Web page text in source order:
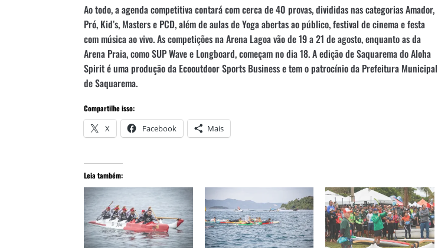
Ao todo, a agenda competitiva contará com cerca de 40 provas, divididas nas categorias Amador,
Pró, Kid’s, Masters e PCD, além de aulas de Yoga abertas ao público, festival de cinema e festa
com música ao vivo. As competições na Arena Lagoa vão de 19 a 21 de agosto, enquanto as da
Arena Praia, como SUP Wave e Longboard, começam no dia 18. A edição de Saquarema do Aloha
Spirit é uma produção da Ecooutdoor Sports Business e tem o patrocínio da Prefeitura Municipal
de Saquarema.
Compartilhe isso:
X Facebook Mais
Leia também: